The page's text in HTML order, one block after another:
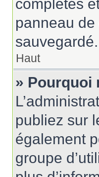
complétés
panneau
sauvegardé.
Haut
» Pourquoi
publiez sur
également
groupe